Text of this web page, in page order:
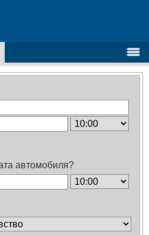
автомобиля?